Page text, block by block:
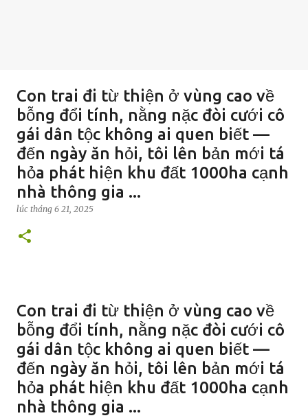
Con trai đi từ thiện ở vùng cao về
bỗng đổi tính, nằng nặc đòi cưới cô
gái dân tộc không ai quen biết —
đến ngày ăn hỏi, tôi lên bản mới tá
hỏa phát hiện khu đất 1000ha cạnh
nhà thông gia ...
lúc tháng 6 21, 2025
Con trai đi từ thiện ở vùng cao về
bỗng đổi tính, nằng nặc đòi cưới cô
gái dân tộc không ai quen biết —
đến ngày ăn hỏi, tôi lên bản mới tá
hỏa phát hiện khu đất 1000ha cạnh
nhà thông gia ...